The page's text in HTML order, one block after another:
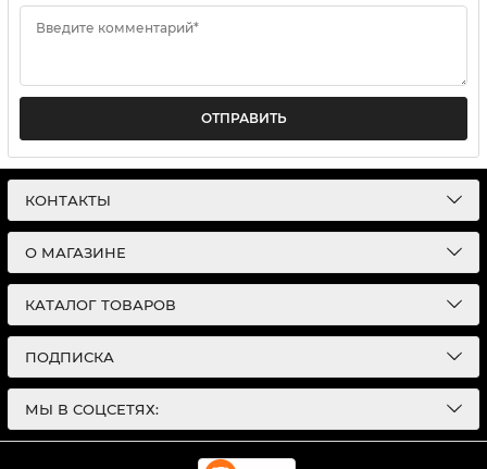
Введите комментарий*
ОТПРАВИТЬ
КОНТАКТЫ
О МАГАЗИНЕ
КАТАЛОГ ТОВАРОВ
ПОДПИСКА
МЫ В СОЦСЕТЯХ: